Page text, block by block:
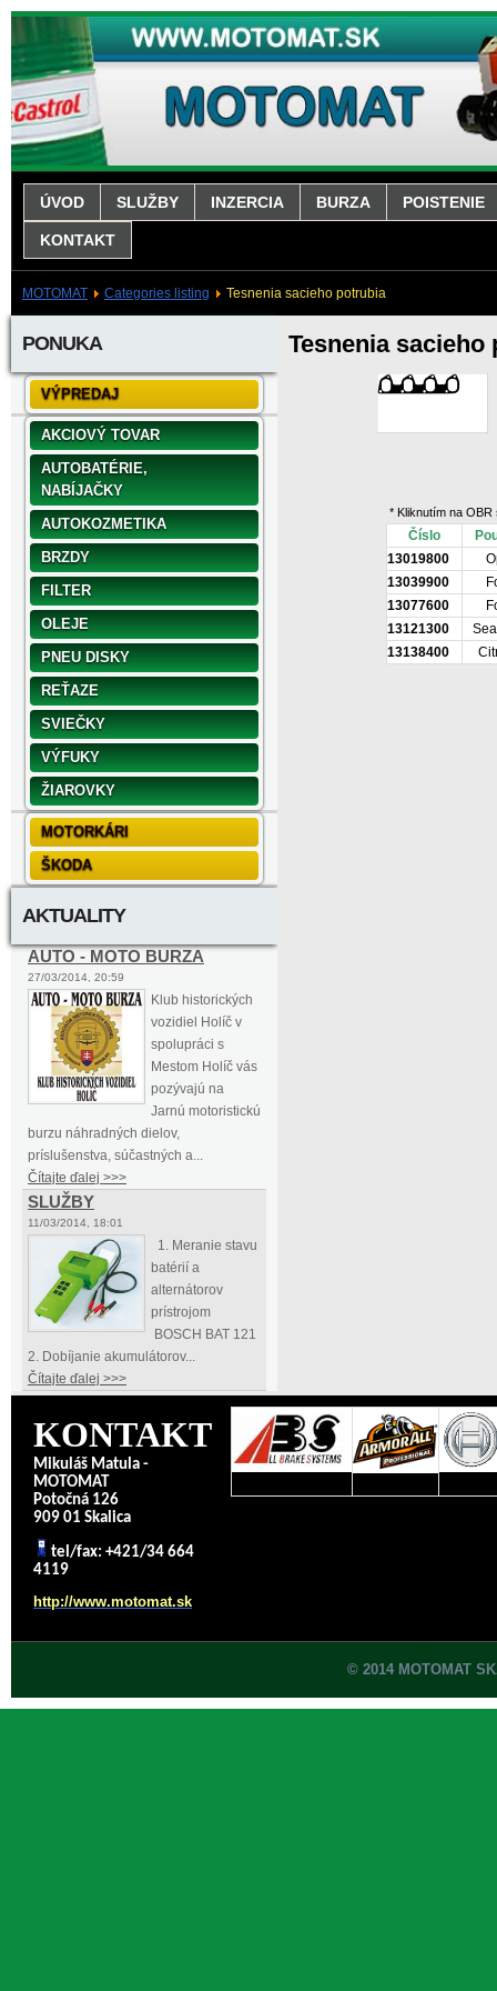
ÚVOD SLUŽBY INZERCIA BURZA POISTENIE
KONTAKT
MOTOMAT Categories listing Tesnenia sacieho potrubia
PONUKA
VÝPREDAJ
AKCIOVÝ TOVAR
AUTOBATÉRIE,
NABÍJAČKY
AUTOKOZMETIKA
BRZDY
FILTER
OLEJE
PNEU DISKY
REŤAZE
SVIEČKY
VÝFUKY
ŽIAROVKY
MOTORKÁRI
ŠKODA
AKTUALITY
AUTO - MOTO BURZA
27/03/2014, 20:59
Klub historických
vozidiel Holíč v
spolupráci s
Mestom Holíč vás
pozývajú na
Jarnú motoristickú
burzu náhradných dielov,
príslušenstva, súčastných a...
Čítajte ďalej >>>
SLUŽBY
11/03/2014, 18:01
1. Meranie stavu
batérií a
alternátorov
prístrojom
BOSCH BAT 121
2. Dobíjanie akumulátorov...
Čítajte ďalej >>>
Tesnenia sacieho
* Kliknutím na
Číslo
13019800
13039900
13077600
13121300
13138400
KONTAKT
Mikuláš Matula -
MOTOMAT
Potočná 126
909 01 Skalica
tel/fax: +421/34 664
4119
http://www.motomat.sk
© 2014